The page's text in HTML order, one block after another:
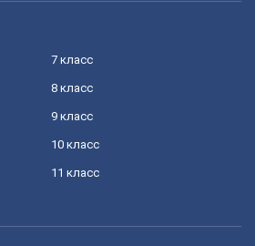
7 класс
8 класс
9 класс
10 класс
11 класс